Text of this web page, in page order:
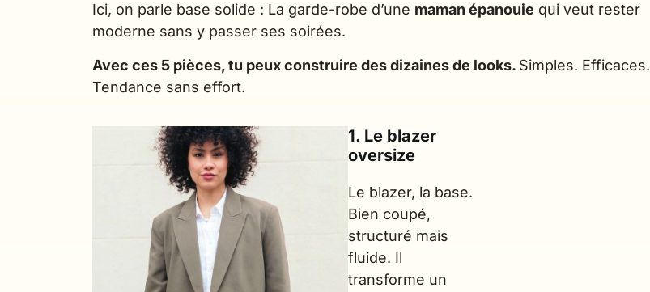
Ici, on parle base solide : La garde-robe d’une maman épanouie qui veut rester
moderne sans y passer ses soirées.
Avec ces 5 pièces, tu peux construire des dizaines de looks. Simples. Efficaces.
Tendance sans effort.
1. Le blazer
oversize
Le blazer, la base.
Bien coupé,
structuré mais
fluide. Il
transforme un